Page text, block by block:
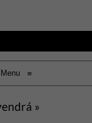
Menu ≡
»